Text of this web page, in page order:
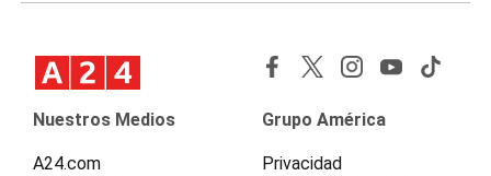
Nuestros Medios
A24.com
Grupo América
Privacidad